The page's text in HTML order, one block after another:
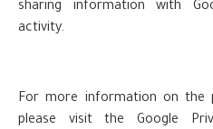
sharing information with
activity.
For more information on the
please visit the Google